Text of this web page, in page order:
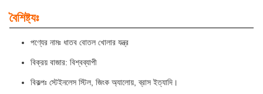
বৈশিষ্ট্যঃ
পণ্যের নামঃ ধাতব বোতল খোলার যন্ত্র
বিক্রয় বাজার: বিশ্বব্যাপী
বিকল্পঃ স্টেইনলেস স্টিল, জিংক অ্যালোয়, ব্রাস ইত্যাদি।